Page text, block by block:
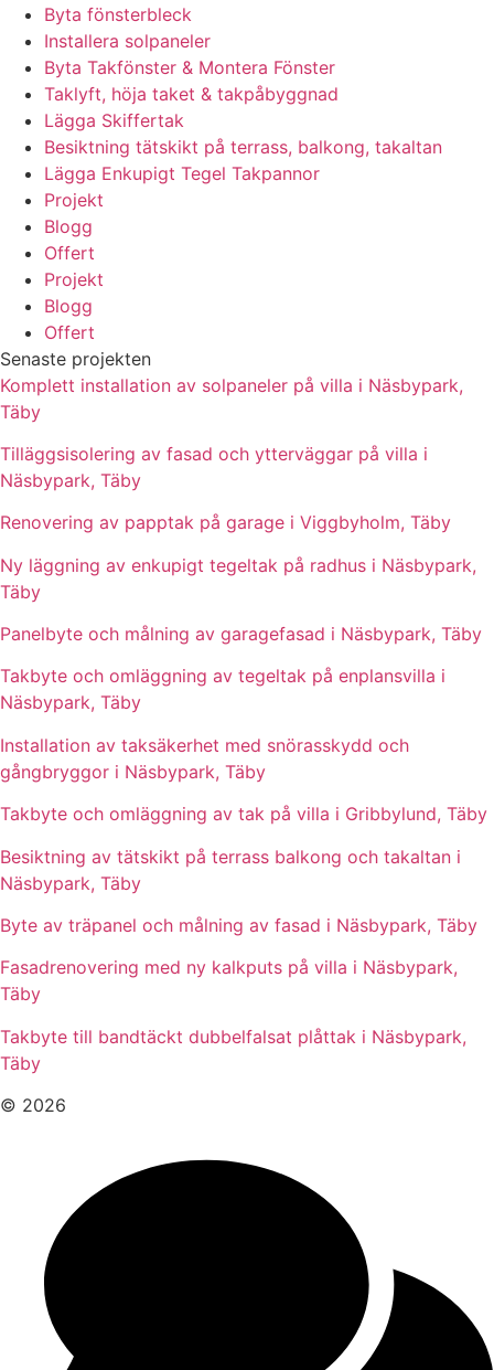
Byta fönsterbleck
Installera solpaneler
Byta Takfönster & Montera Fönster
Taklyft, höja taket & takpåbyggnad
Lägga Skiffertak
Besiktning tätskikt på terrass, balkong, takaltan
Lägga Enkupigt Tegel Takpannor
Projekt
Blogg
Offert
Projekt
Blogg
Offert
Senaste projekten
Komplett installation av solpaneler på villa i Näsbypark,
Täby
Tilläggsisolering av fasad och ytterväggar på villa i
Näsbypark, Täby
Renovering av papptak på garage i Viggbyholm, Täby
Ny läggning av enkupigt tegeltak på radhus i Näsbypark,
Täby
Panelbyte och målning av garagefasad i Näsbypark, Täby
Takbyte och omläggning av tegeltak på enplansvilla i
Näsbypark, Täby
Installation av taksäkerhet med snörasskydd och
gångbryggor i Näsbypark, Täby
Takbyte och omläggning av tak på villa i Gribbylund, Täby
Besiktning av tätskikt på terrass balkong och takaltan i
Näsbypark, Täby
Byte av träpanel och målning av fasad i Näsbypark, Täby
Fasadrenovering med ny kalkputs på villa i Näsbypark,
Täby
Takbyte till bandtäckt dubbelfalsat plåttak i Näsbypark,
Täby
© 2026